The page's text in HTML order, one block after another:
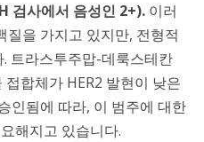
검사에서 음성인 2+). 이러
질을 가지고 있지만, 전형적
트라스투주맙-데룩스테칸
합체가 HER2 발현이 낮은
인됨에 따라, 이 범주에 대한
해지고 있습니다.